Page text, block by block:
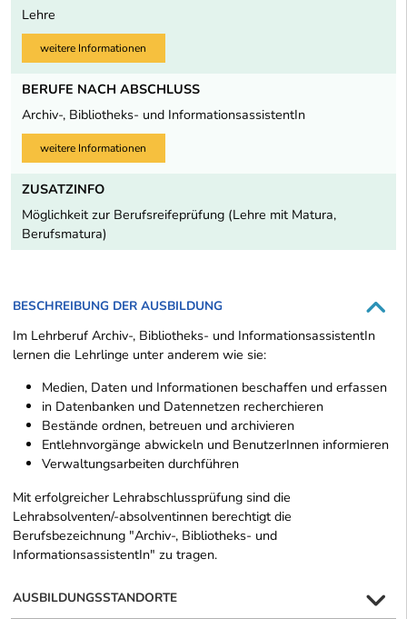
Lehre
weitere Informationen
BERUFE NACH ABSCHLUSS
Archiv-, Bibliotheks- und InformationsassistentIn
weitere Informationen
ZUSATZINFO
Möglichkeit zur Berufsreifeprüfung (Lehre mit Matura,
Berufsmatura)
BESCHREIBUNG DER AUSBILDUNG
Im Lehrberuf Archiv-, Bibliotheks- und InformationsassistentIn
lernen die Lehrlinge unter anderem wie sie:
Medien, Daten und Informationen beschaffen und erfassen
in Datenbanken und Datennetzen recherchieren
Bestände ordnen, betreuen und archivieren
Entlehnvorgänge abwickeln und BenutzerInnen informieren
Verwaltungsarbeiten durchführen
Mit erfolgreicher Lehrabschlussprüfung sind die
Lehrabsolventen/-absolventinnen berechtigt die
Berufsbezeichnung "Archiv-, Bibliotheks- und
InformationsassistentIn" zu tragen.
AUSBILDUNGSSTANDORTE